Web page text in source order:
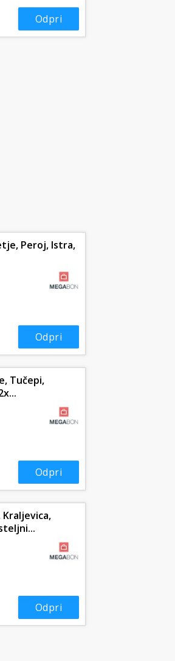
Odpri
Peroj, Istra,
Odpri
Tučepi,
Odpri
Odpri